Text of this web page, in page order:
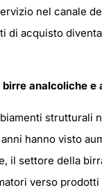
nel canale
di acquisto
analcoliche e
strutturali
hanno visto
il settore della
verso